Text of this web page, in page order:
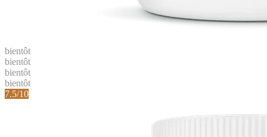
bientôt
bientôt
bientôt
bientôt
7.5/10